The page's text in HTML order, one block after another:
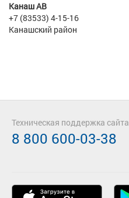
Канаш АВ
+7 (83533) 4-15-16
Канашский район
Техническая поддержка сайта
8 800 600-03-38